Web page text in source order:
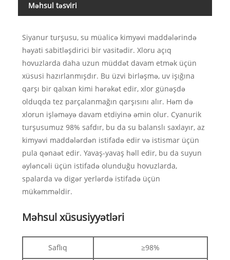
Məhsul təsviri
Siyanur turşusu, su müalicə kimyəvi maddələrində
həyati sabitləşdirici bir vasitədir. Xloru açıq
hovuzlarda daha uzun müddət davam etmək üçün
xüsusi hazırlanmışdır. Bu üzvi birləşmə, uv işığına
qarşı bir qalxan kimi hərəkət edir, xlor günəşdə
olduqda tez parçalanmağın qarşısını alır. Həm də
xlorun işləməyə davam etdiyinə əmin olur. Cyanurik
turşusumuz 98% safdır, bu da su balanslı saxlayır, az
kimyəvi maddələrdən istifadə edir və istismar üçün
pula qənaət edir. Yavaş-yavaş həll edir, bu da suyun
əyləncəli üçün istifadə olunduğu hovuzlarda,
spalarda və digər yerlərdə istifadə üçün
mükəmməldir.
Məhsul xüsusiyyətləri
Saflıq ≥98%